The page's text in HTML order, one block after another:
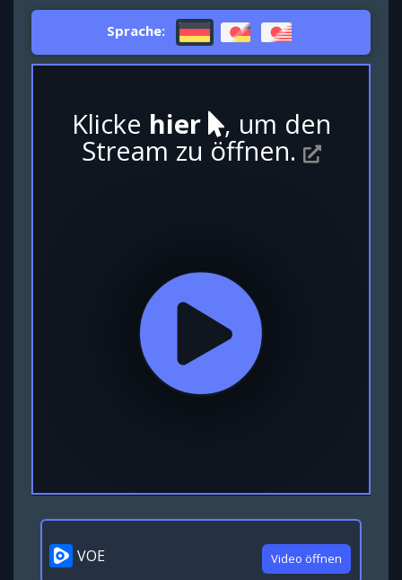
Sprache:
Klicke hier , um den
Stream zu öffnen.
VOE Video öffnen